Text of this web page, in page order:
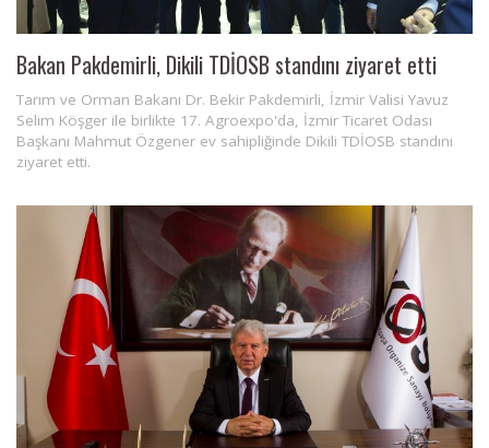
Bakan Pakdemirli, Dikili TDİOSB standını ziyaret etti
Tarım ve Orman Bakanı Dr. Bekir Pakdemirli, İzmir Valisi Yavuz
Selim Köşger ile birlikte 17. Agroexpo'da, İzmir Ticaret Odası
Başkanı Mahmut Özgener ev sahipliğinde Dikili TDİOSB standını
ziyaret etti.